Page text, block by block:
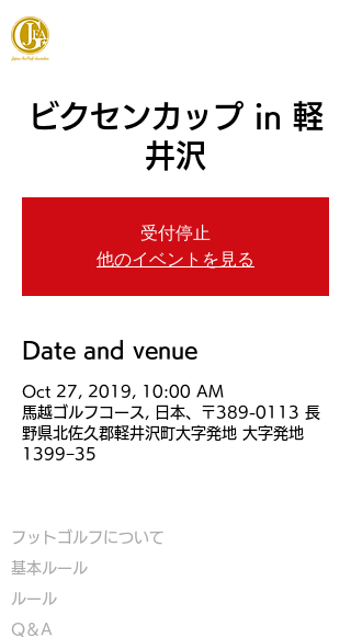
ビクセンカップ in 軽
井沢
受付停止
他のイベントを見る
Date and venue
Oct 27, 2019, 10:00 AM
馬越ゴルフコース, 日本、〒389-0113 長
野県北佐久郡軽井沢町大字発地 大字発地
1399−35
フットゴルフについて
基本ルール
ルール
Q＆A